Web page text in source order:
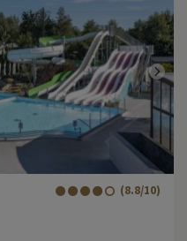
(8.8/10)